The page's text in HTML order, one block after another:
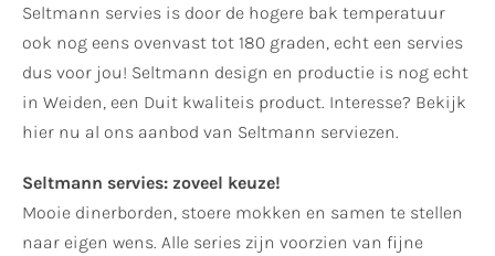
Seltmann servies is door de hogere bak temperatuur
ook nog eens ovenvast tot 180 graden, echt een servies
dus voor jou! Seltmann design en productie is nog echt
in Weiden, een Duit kwaliteis product. Interesse? Bekijk
hier nu al ons aanbod van Seltmann serviezen.
Seltmann servies: zoveel keuze!
Mooie dinerborden, stoere mokken en samen te stellen
naar eigen wens. Alle series zijn voorzien van fijne